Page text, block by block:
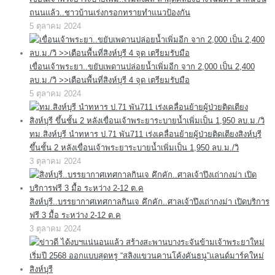
ถนนแล้ว..ชาวบ้านเร่งกรอกทรายทำแนวป้องกัน
5 ตุลาคม 2024
เขื่อนเจ้าพระยา..ขยับเพดานปล่อยน้ำเพิ่มอีก จาก 2,000 เป็น 2,400
ลบ.ม./วิ >>เตือนพื้นที่สิงห์บุรี 4 จุด เตรียมรับมือ
5 ตุลาคม 2024
ทม.สิงห์บุรี นำทหาร ป.71 พัน711 เร่งเคลื่อนย้ายผู้ป่วยติดเตียงสิงห์บุรี
ขึ้นชั้น 2 หลังเขื่อนเจ้าพระยาระบายน้ำเพิ่มเป็น 1,950 ลบ.ม./วิ
3 ตุลาคม 2024
สิงห์บุรี..บรรยากาศเทศกาลกินเจ คึกคัก..ศาลเจ้าปึงเถ่ากงม่า เปิดบริการ
ฟรี 3 มื้อ ระหว่าง 2-12 ต.ค
3 ตุลาคม 2024